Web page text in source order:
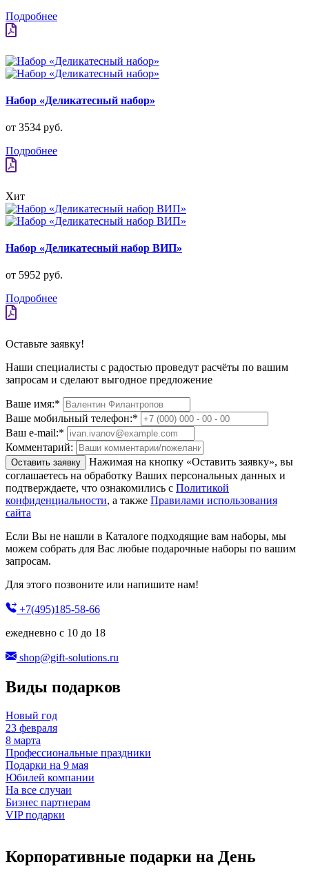
Подробнее
Набор «Деликатесный набор»
от 3534 руб.
Подробнее
Хит
Набор «Деликатесный набор ВИП»
от 5952 руб.
Подробнее
Оставьте заявку!
Наши специалисты с радостью проведут расчёты по вашим
запросам и сделают выгодное предложение
Ваше имя:*
Ваше мобильный телефон:*
Ваш e-mail:*
Комментарий:
Оставить заявку
Нажимая на кнопку «Оставить заявку», вы
соглашаетесь на обработку Ваших персональных данных и
подтверждаете, что ознакомились с Политикой
конфиденциальности, а также Правилами использования
сайта
Если Вы не нашли в Каталоге подходящие вам наборы, мы
можем собрать для Вас любые подарочные наборы по вашим
запросам.
Для этого позвоните или напишите нам!
+7(495)185-58-66
ежедневно с 10 до 18
shop@gift-solutions.ru
Виды подарков
Новый год
23 февраля
8 марта
Профессиональные праздники
Подарки на 9 мая
Юбилей компании
На все случаи
Бизнес партнерам
VIP подарки
Корпоративные подарки на День